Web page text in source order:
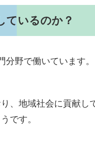
ているのか？
野で働いています。
、地域社会に貢献し
です。